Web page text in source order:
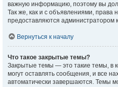
важную информацию, поэтому вы
Так же, как и с объявлениями, права
предоставляются администратором
Вернуться к началу
Что такое закрытые темы?
Закрытые темы — это такие темы, в
могут оставлять сообщения, и все
автоматически завершаются. Темы